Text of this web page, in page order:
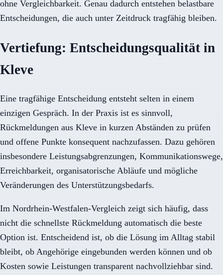
ohne Vergleichbarkeit. Genau dadurch entstehen belastbare
Entscheidungen, die auch unter Zeitdruck tragfähig bleiben.
Vertiefung: Entscheidungsqualität in
Kleve
Eine tragfähige Entscheidung entsteht selten in einem
einzigen Gespräch. In der Praxis ist es sinnvoll,
Rückmeldungen aus Kleve in kurzen Abständen zu prüfen
und offene Punkte konsequent nachzufassen. Dazu gehören
insbesondere Leistungsabgrenzungen, Kommunikationswege,
Erreichbarkeit, organisatorische Abläufe und mögliche
Veränderungen des Unterstützungsbedarfs.
Im Nordrhein-Westfalen-Vergleich zeigt sich häufig, dass
nicht die schnellste Rückmeldung automatisch die beste
Option ist. Entscheidend ist, ob die Lösung im Alltag stabil
bleibt, ob Angehörige eingebunden werden können und ob
Kosten sowie Leistungen transparent nachvollziehbar sind.